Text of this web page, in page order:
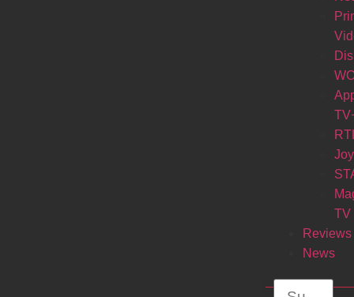
TV
Reviews
News